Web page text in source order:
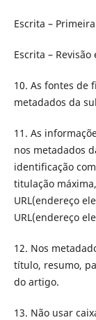
Escrita –
Escrita –
10. As fontes de
metadados da
11. As
nos metadados
identificação
titulação
URL(endereço
URL(endereço
12. Nos
título, resumo,
do artigo.
13. Não usar